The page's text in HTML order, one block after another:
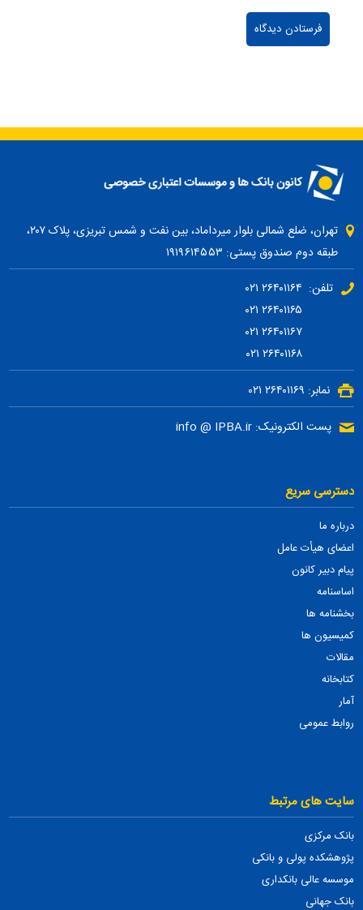
تهران، ضلع شمالی بلوار میرداماد، بین نفت و شمس تبریزی، پلاک ۲۰۷،
طبقه دوم صندوق پستی: ۱۹۱۹۶۱۴۵۵۳
تلفن: ۲۶۴۰۱۱۶۴ ۰۲۱
۲۶۴۰۱۱۶۷ ۰۲۱
۲۶۴۰۱۱۶۸ ۰۲۱
نمابر: ۲۶۴۰۱۱۶۹ ۰۲۱
پست الکترونیک: info @ IPBA.ir
دسترسی سریع
درباره ما
اعضای هیأت عامل
پیام دبیر کانون
اساسنامه
بخشنامه ها
کمیسیون ها
مقالات
کتابخانه
آمار
روابط عمومی
سایت های مرتبط
بانک مرکزی
پژوهشکده پولی و بانکی
موسسه عالی بانکداری
بانک جهانی